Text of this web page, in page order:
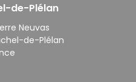
de-Plélan
Neuvas
de-Plélan